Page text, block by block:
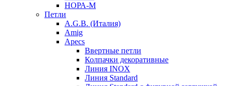
НОРА-М
Петли
A.G.B. (Италия)
Amig
Apecs
Ввертные петли
Колпачки декоративные
Линия INOX
Линия Standard